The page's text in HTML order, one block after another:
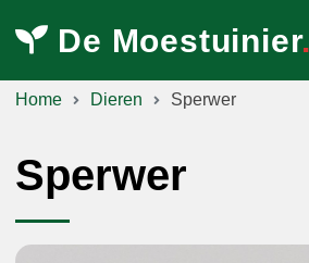
De Moestuinier.
Home Dieren Sperwer
Sperwer